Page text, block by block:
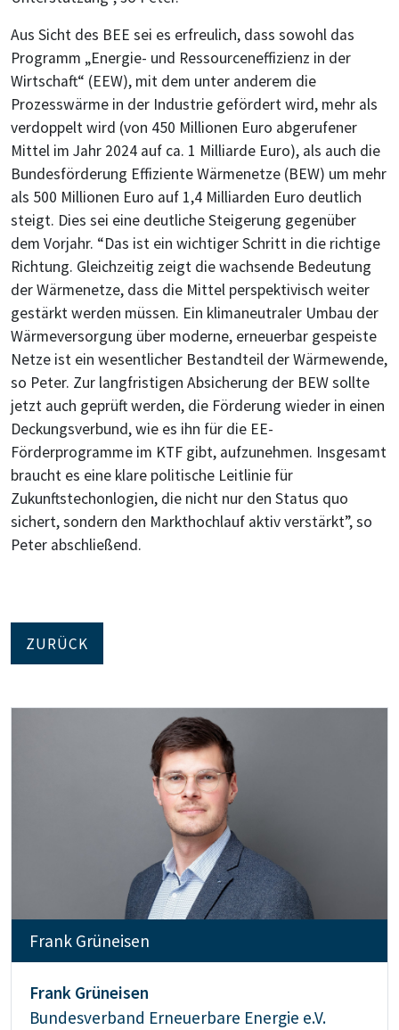
Aus Sicht des BEE sei es erfreulich, dass sowohl das
Programm „Energie- und Ressourceneffizienz in der
Wirtschaft“ (EEW), mit dem unter anderem die
Prozesswärme in der Industrie gefördert wird, mehr als
verdoppelt wird (von 450 Millionen Euro abgerufener
Mittel im Jahr 2024 auf ca. 1 Milliarde Euro), als auch die
Bundesförderung Effiziente Wärmenetze (BEW) um mehr
als 500 Millionen Euro auf 1,4 Milliarden Euro deutlich
steigt. Dies sei eine deutliche Steigerung gegenüber
dem Vorjahr. “Das ist ein wichtiger Schritt in die richtige
Richtung. Gleichzeitig zeigt die wachsende Bedeutung
der Wärmenetze, dass die Mittel perspektivisch weiter
gestärkt werden müssen. Ein klimaneutraler Umbau der
Wärmeversorgung über moderne, erneuerbar gespeiste
Netze ist ein wesentlicher Bestandteil der Wärmewende,
so Peter. Zur langfristigen Absicherung der BEW sollte
jetzt auch geprüft werden, die Förderung wieder in einen
Deckungsverbund, wie es ihn für die EE-
Förderprogramme im KTF gibt, aufzunehmen. Insgesamt
braucht es eine klare politische Leitlinie für
Zukunftstechonlogien, die nicht nur den Status quo
sichert, sondern den Markthochlauf aktiv verstärkt”, so
Peter abschließend.
ZURÜCK
Frank Grüneisen
Frank Grüneisen
Bundesverband Erneuerbare Energie e.V.